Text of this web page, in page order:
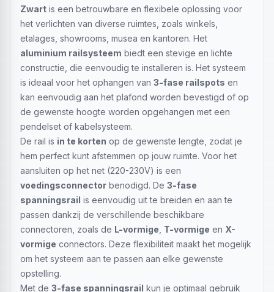
Zwart is een betrouwbare en flexibele oplossing voor
het verlichten van diverse ruimtes, zoals winkels,
etalages, showrooms, musea en kantoren. Het
aluminium railsysteem biedt een stevige en lichte
constructie, die eenvoudig te installeren is. Het systeem
is ideaal voor het ophangen van 3-fase railspots en
kan eenvoudig aan het plafond worden bevestigd of op
de gewenste hoogte worden opgehangen met een
pendelset of kabelsysteem.
De rail is in te korten op de gewenste lengte, zodat je
hem perfect kunt afstemmen op jouw ruimte. Voor het
aansluiten op het net (220-230V) is een
voedingsconnector benodigd. De 3-fase
spanningsrail is eenvoudig uit te breiden en aan te
passen dankzij de verschillende beschikbare
connectoren, zoals de L-vormige T-vormige en X-
vormige connectors. Deze flexibiliteit maakt het mogelijk
om het systeem aan te passen aan elke gewenste
opstelling.
Met de 3-fase spanningsrail kun je optimaal gebruik